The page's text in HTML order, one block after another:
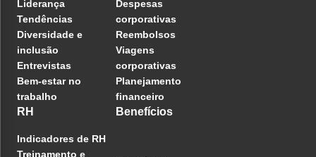
Liderança
Tendências
Diversidade e
inclusão
Entrevistas
Bem-estar no
trabalho
Despesas
corporativas
Reembolsos
Viagens
corporativas
Planejamento
financeiro
RH
Indicadores de RH
Treinamento e
Benefícios